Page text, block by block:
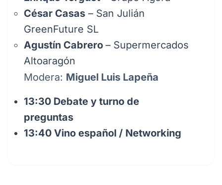
César Casas – San Julián
GreenFuture SL
Agustín Cabrero – Supermercados
Altoaragón
Modera: Miguel Luis Lapeña
13:30 Debate y turno de
preguntas
13:40 Vino español / Networking